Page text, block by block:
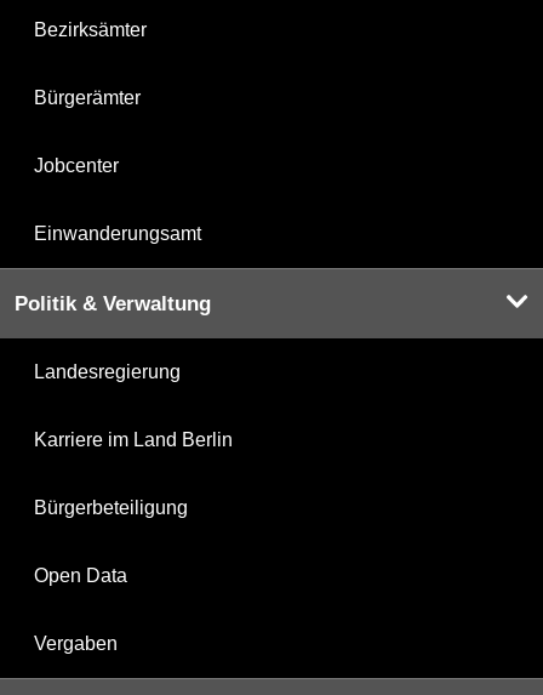
Bezirksämter
Bürgerämter
Jobcenter
Einwanderungsamt
Politik & Verwaltung
Landesregierung
Karriere im Land Berlin
Bürgerbeteiligung
Open Data
Vergaben